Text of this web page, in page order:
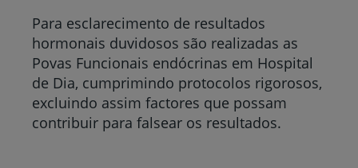
Para esclarecimento de resultados
hormonais duvidosos são realizadas as
Povas Funcionais endócrinas em Hospital
de Dia, cumprimindo protocolos rigorosos,
excluindo assim factores que possam
contribuir para falsear os resultados.